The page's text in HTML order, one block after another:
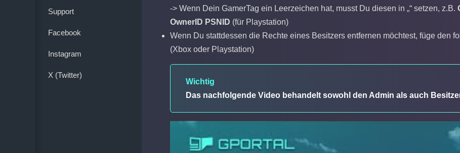
Support
Facebook
Instagram
X (Twitter)
-> Wenn Dein GamerTag ein Leerzeichen hat, musst Du diesen in „“ setzen, z.B.
OwnerID PSNID (für Playstation)
Wenn Du stattdessen die Rechte eines Besitzers entfernen möchtest, füge den
(Xbox oder Playstation)
Wichtig
Das nachfolgende Video behandelt sowohl den Admin als auch